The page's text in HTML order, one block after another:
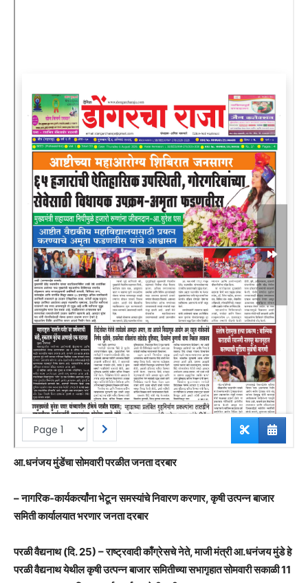
आ.धनंजय मुंडेंचा सोमवारी परळीत जनता दरबार
– नागरिक-कार्यकर्त्यांना भेटून समस्यांचे निवारण करणार, कृषी उत्पन्न बाजार
समिती कार्यालयात भरणार जनता दरबार
परळी वैद्यनाथ (दि. 25) – राष्ट्रवादी काँग्रेसचे नेते, माजी मंत्री आ.धनंजय मुंडे हे
परळी वैद्यनाथ येथील कृषी उत्पन्न बाजार समितीच्या सभागृहात सोमवारी सकाळी 11